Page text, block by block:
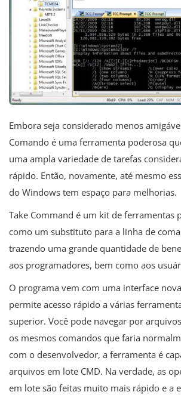
Embora seja considerado menos
Comando é uma ferramenta poderosa
uma ampla variedade de tarefas
rápido. Então, novamente, até mesmo
do Windows tem espaço para melhorias.
Take Command é um kit de ferramentas
como um substituto para a linha de
trazendo uma grande quantidade de
aos programadores, bem como aos
O programa vem com uma interface
permite acesso rápido a várias
superior. Você pode navegar por
os mesmos comandos que faria
com o desenvolvedor, a ferramenta é
arquivos em lote CMD. Na verdade, as
em lote são feitas muito mais rápido e a